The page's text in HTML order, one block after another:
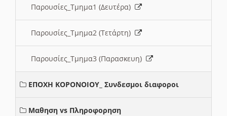
Παρουσίες_Τμημα1 (Δευτέρα)
Παρουσίες_Τμημα2 (Τετάρτη)
Παρουσίες_Τμημα3 (Παρασκευη)
ΕΠΟΧΗ ΚΟΡΟΝΟΙΟΥ_ Συνδεσμοι διαφοροι
Μαθηση vs Πληροφορηση